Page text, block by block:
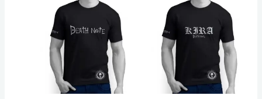
múltiples
variantes.
opciones
pueden
elegir
variantes.
opciones
pueden
elegir
en